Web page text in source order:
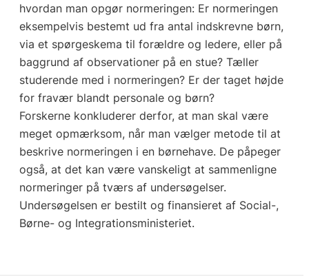
hvordan man opgør normeringen: Er normeringen
eksempelvis bestemt ud fra antal indskrevne børn,
via et spørgeskema til forældre og ledere, eller på
baggrund af observationer på en stue? Tæller
studerende med i normeringen? Er der taget højde
for fravær blandt personale og børn?
Forskerne konkluderer derfor, at man skal være
meget opmærksom, når man vælger metode til at
beskrive normeringen i en børnehave. De påpeger
også, at det kan være vanskeligt at sammenligne
normeringer på tværs af undersøgelser.
Undersøgelsen er bestilt og finansieret af Social-,
Børne- og Integrationsministeriet.